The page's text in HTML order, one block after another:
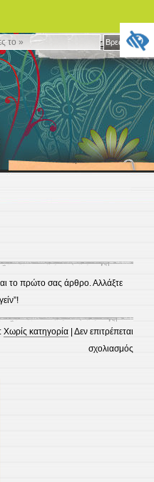
Βρες το »
το πρώτο σας άρθρο. Αλλάξτε
Χωρίς κατηγορία |Δεν επιτρέπεται
σχολιασμός